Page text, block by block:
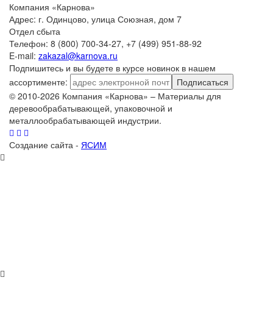
Компания «Карнова»
Адрес: г. Одинцово, улица Союзная, дом 7
Отдел сбыта
Телефон: 8 (800) 700-34-27, +7 (499) 951-88-92
E-mail: zakazal@karnova.ru
Подпишитесь и вы будете в курсе новинок в нашем
ассортименте:
Подписаться
© 2010-2026 Компания «Карнова» – Материалы для
деревообрабатывающей, упаковочной и
металлообрабатывающей индустрии.
Создание сайта - ЯСИМ